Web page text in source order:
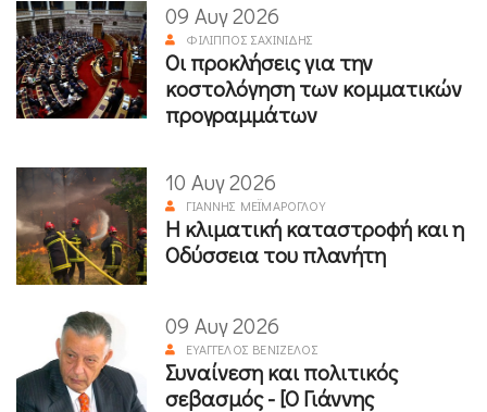
09 Αυγ 2026
ΦΊΛΙΠΠΟΣ ΣΑΧΙΝΊΔΗΣ
Οι προκλήσεις για την
κοστολόγηση των κομματικών
προγραμμάτων
10 Αυγ 2026
ΓΙΆΝΝΗΣ ΜΕΪΜΆΡΟΓΛΟΥ
Η κλιματική καταστροφή και η
Οδύσσεια του πλανήτη
09 Αυγ 2026
ΕΥΆΓΓΕΛΟΣ ΒΕΝΙΖΈΛΟΣ
Συναίνεση και πολιτικός
σεβασμός - [Ο Γιάννης